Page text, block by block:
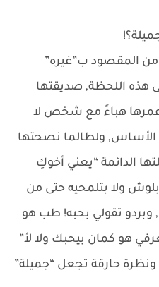
من المقصود ب”غيره”
هذه اللحظة, صديقتها
عمرها هباءً مع شخص لا
الأساس, ولطالما نصحتها
الدائمة “يعني أخوكِ
ولا بتلمحيه حتى من
تقولي بحبه! طب هو
هو كمان بيحبك ولا لأ”
حارقة تجعل “جميلة”